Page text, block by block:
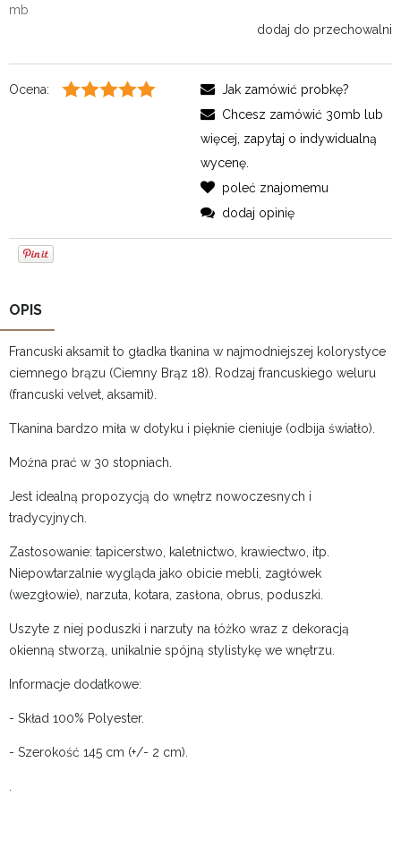
mb
dodaj do przechowalni
Ocena:
Jak zamówić probkę?
Chcesz zamówić 30mb lub
więcej, zapytaj o indywidualną
wycenę.
poleć znajomemu
dodaj opinię
OPIS
Francuski aksamit to gładka tkanina w najmodniejszej kolorystyce
ciemnego brązu (Ciemny Brąz 18). Rodzaj francuskiego weluru
(francuski velvet, aksamit).
Tkanina bardzo miła w dotyku i pięknie cieniuje (odbija światło).
Można prać w 30 stopniach.
Jest idealną propozycją do wnętrz nowoczesnych i
tradycyjnych.
Zastosowanie: tapicerstwo, kaletnictwo, krawiectwo, itp.
Niepowtarzalnie wygląda jako obicie mebli, zagłówek
(wezgłowie), narzuta, kotara, zasłona, obrus, poduszki.
Uszyte z niej poduszki i narzuty na łóżko wraz z dekoracją
okienną stworzą, unikalnie spójną stylistykę we wnętrzu.
Informacje dodatkowe:
- Skład 100% Polyester.
- Szerokość 145 cm (+/- 2 cm).